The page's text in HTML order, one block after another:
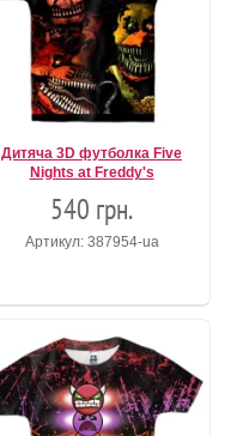
Дитяча 3D футболка Five
Nights at Freddy's
540 грн.
Артикул: 387954-ua